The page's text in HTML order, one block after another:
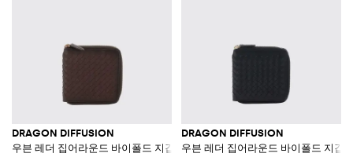
DRAGON DIFFUSION
우븐 레더 집어라운드 바이폴드 지갑
DRAGON DIFFUSION
우븐 레더 집어라운드 바이폴드 지갑